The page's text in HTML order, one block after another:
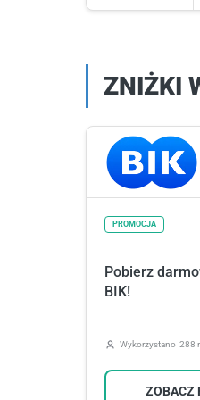
ZNIŻKI
PROMOCJA
Pobierz
BIK!
Wykorzystano 288
ZOBACZ